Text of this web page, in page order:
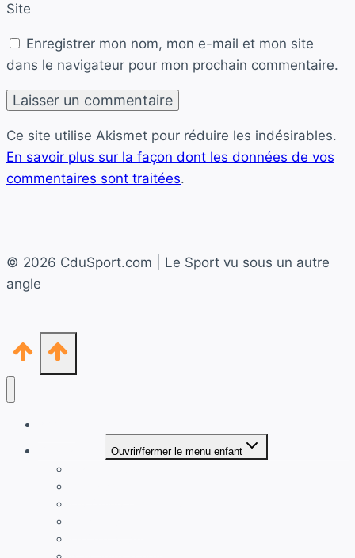
Site
Enregistrer mon nom, mon e-mail et mon site
dans le navigateur pour mon prochain commentaire.
Ce site utilise Akismet pour réduire les indésirables.
En savoir plus sur la façon dont les données de vos
commentaires sont traitées.
© 2026 CduSport.com | Le Sport vu sous un autre
angle
Ouvrir/fermer le menu enfant